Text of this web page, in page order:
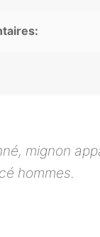
mignon
hommes.